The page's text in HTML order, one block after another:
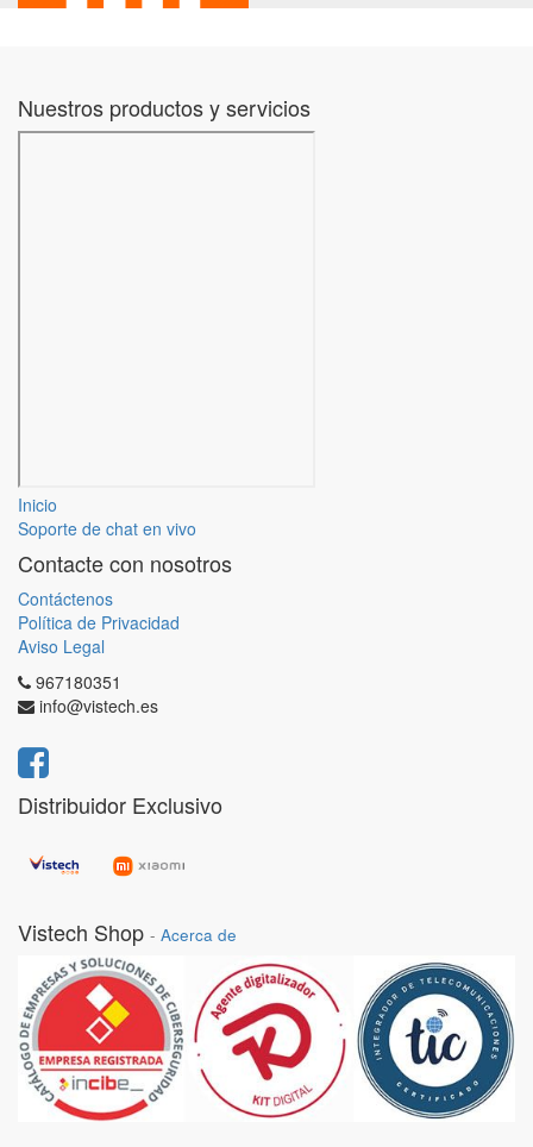
Nuestros productos y servicios
Inicio
Soporte de chat en vivo
Contacte con nosotros
Contáctenos
Política de Privacidad
Aviso Legal
967180351
info@vistech.es
Distribuidor Exclusivo
Vistech Shop - Acerca de